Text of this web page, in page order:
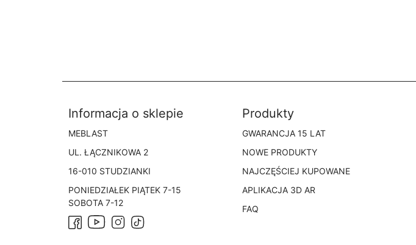
Informacja o sklepie
MEBLAST
UL. ŁĄCZNIKOWA 2
16-010 STUDZIANKI
PONIEDZIAŁEK PIĄTEK 7-15
SOBOTA 7-12
Produkty
GWARANCJA 15 LAT
NOWE PRODUKTY
NAJCZĘŚCIEJ KUPOWANE
APLIKACJA 3D AR
FAQ